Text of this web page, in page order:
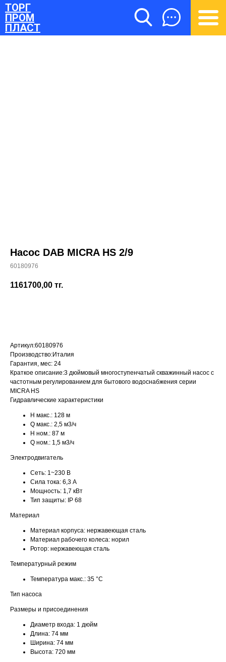
ТОРГ
ПРОМ
ПЛАСТ
(700) 730-70-73
Насос DAB MICRA HS 2/9
60180976
1161700,00 тг.
Артикул:60180976
Производство:Италия
Гарантия, мес: 24
Краткое описание:3 дюймовый многоступенчатый скважинный насос с
частотным регулированием для бытового водоснабжения серии
MICRA HS
Гидравлические характеристики
H макс.: 128 м
Q макс.: 2,5 м3/ч
H ном.: 87 м
Q ном.: 1,5 м3/ч
Электродвигатель
Сеть: 1~230 В
Сила тока: 6,3 А
Мощность: 1,7 кВт
Тип защиты: IP 68
Материал
Материал корпуса: нержавеющая сталь
Материал рабочего колеса: норил
Ротор: нержавеющая сталь
Температурный режим
Температура макс.: 35 °С
Тип насоса
Размеры и присоединения
Диаметр входа: 1 дюйм
Длина: 74 мм
Ширина: 74 мм
Высота: 720 мм